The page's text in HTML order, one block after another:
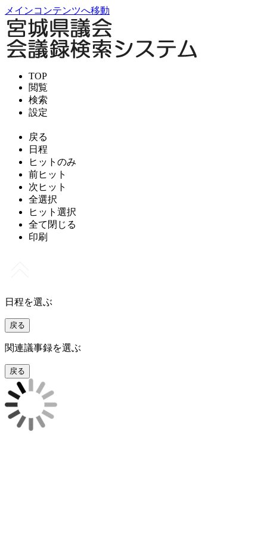
メインコンテンツへ移動
TOP
閲覧
検索
設定
戻る
日程
ヒットのみ
前ヒット
次ヒット
全選択
ヒット選択
全て閉じる
印刷
日程を選ぶ
戻る
関連議事録を選ぶ
戻る